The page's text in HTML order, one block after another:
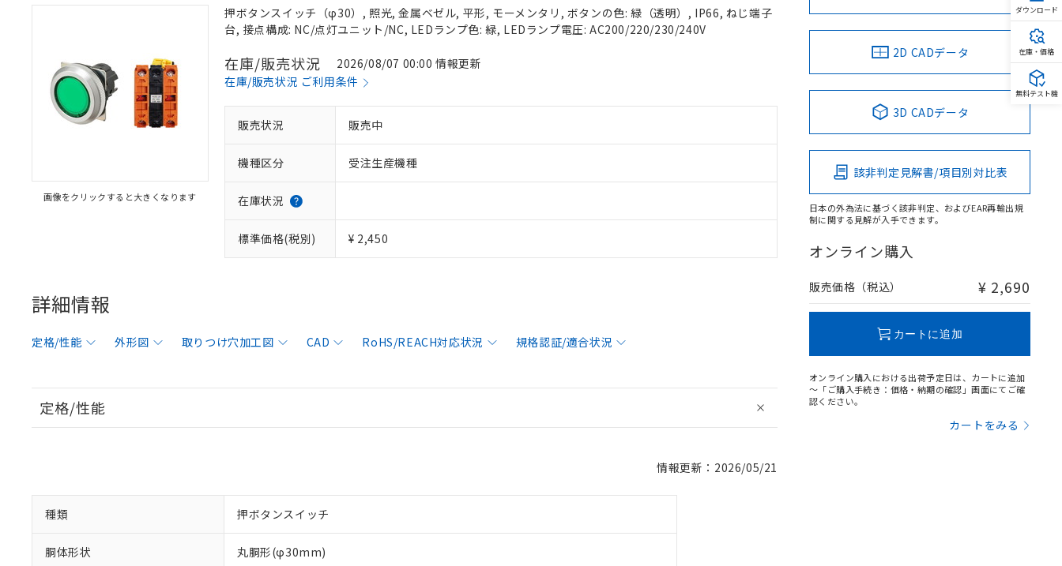
画像をクリックすると大きくなります
押ボタンスイッチ（φ30）, 照光, 金属ベゼル, 平形, モーメンタリ, ボタンの色: 緑（透明）, IP66, ねじ端子
台, 接点構成: NC/点灯ユニット/NC, LEDランプ色: 緑, LEDランプ電圧: AC200/220/230/240V
在庫/販売状況
2026/08/07 00:00 情報更新
在庫/販売状況 ご利用条件
販売状況 販売中
機種区分 受注生産機種
在庫状況
標準価格(税別) ¥ 2,450
詳細情報
定格/性能 外形図 取りつけ穴加工図 CAD RoHS/REACH対応状況 規格認証/適合状況
定格/性能
情報更新：2026/05/21
種類 押ボタンスイッチ
胴体形状 丸胴形(φ30mm)
2D CADデータ
3D CADデータ
該非判定見解書/項目別対比表
日本の外為法に基づく該非判定、およびEAR再輸出規
制に関する見解が入手できます。
オンライン購入
販売価格（税込） ¥ 2,690
カートに追加
オンライン購入における出荷予定日は、カートに追加
～「ご購入手続き：価格・納期の確認」画面にてご確
認ください。
カートをみる
ダウンロード
在庫・価格
無料テスト機